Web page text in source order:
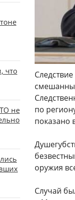
что
не
по
показано
оружия
Случай